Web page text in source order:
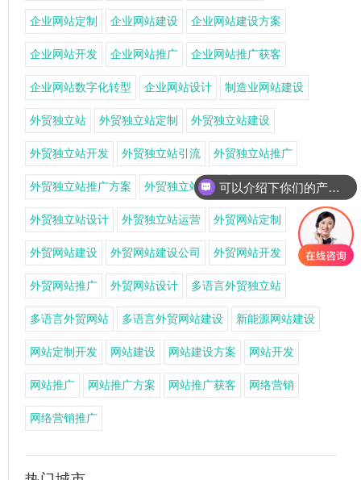
企业网站定制 企业网站建设 企业网站建设方案
企业网站开发 企业网站推广 企业网站推广获客
企业网站数字化转型 企业网站设计 制造业网站建设
外贸独立站 外贸独立站定制 外贸独立站建设
外贸独立站开发 外贸独立站引流 外贸独立站推广
外贸独立站推广方案 外贸独立站搭建 外贸独立站获客
外贸独立站设计 外贸独立站运营 外贸网站定制
外贸网站建设 外贸网站建设公司 外贸网站开发
外贸网站推广 外贸网站设计 多语言外贸独立站
多语言外贸网站 多语言外贸网站建设 新能源网站建设
网站定制开发 网站建设 网站建设方案 网站开发
网站推广 网站推广方案 网站推广获客 网络营销
网络营销推广
可以介绍下你们的产品么